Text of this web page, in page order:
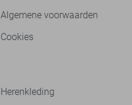
Algemene voorwaarden
Cookies
Herenkleding